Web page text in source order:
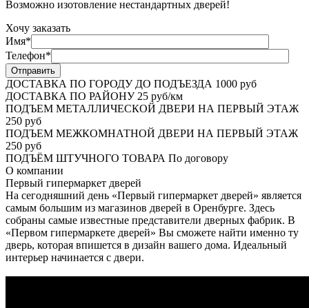
Возможно изотовление нестандартных дверей!
Хочу заказать
Имя*
Телефон*
ДОСТАВКА ПО ГОРОДУ ДО ПОДЪЕЗДА 1000 руб
ДОСТАВКА ПО РАЙОНУ25 руб/км
ПОДЪЕМ МЕТАЛЛИЧЕСКОЙ ДВЕРИ НА ПЕРВЫЙ ЭТАЖ
250 руб
ПОДЪЕМ МЕЖКОМНАТНОЙ ДВЕРИ НА ПЕРВЫЙ ЭТАЖ
250 руб
ПОДЪЁМ ШТУЧНОГО ТОВАРА По договору
О компании
Первый гипермаркет дверей
На сегодняшний день «Первый гипермаркет дверей» является
самым большим из магазинов дверей в Оренбурге. Здесь
собраны самые известные представители дверных фабрик. В
«Первом гипермаркете дверей» Вы сможете найти именно ту
дверь, которая впишется в дизайн вашего дома. Идеальный
интерьер начинается с двери.